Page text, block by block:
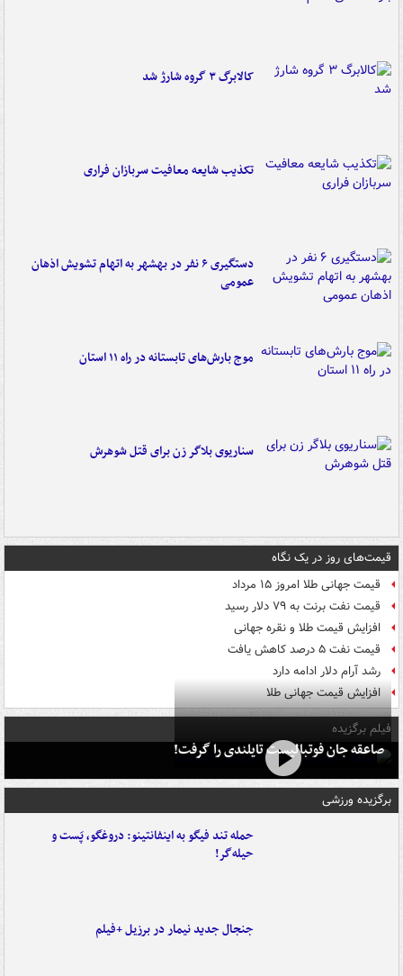
کالابرگ ۳ گروه شارژ شد
تکذیب شایعه معافیت سربازان فراری
دستگیری ۶ نفر در بهشهر به اتهام تشویش اذهان
عمومی
موج بارش‌های تابستانه در راه ۱۱ استان
سناریوی بلاگر زن برای قتل شوهرش
قیمت‌های روز در یک نگاه
قیمت جهانی طلا امروز ۱۵ مرداد
قیمت نفت برنت به ۷۹ دلار رسید
افزایش قیمت طلا و نقره جهانی
قیمت نفت ۵ درصد کاهش یافت
رشد آرام دلار ادامه دارد
افزایش قیمت جهانی طلا
فیلم برگزیده
صاعقه جان فوتبالیست تایلندی را گرفت!
برگزیده ورزشی
حمله تند فیگو به اینفانتینو: دروغگو، پَست‌ و
حیله‌گر!
جنجال جدید نیمار در برزیل +فیلم